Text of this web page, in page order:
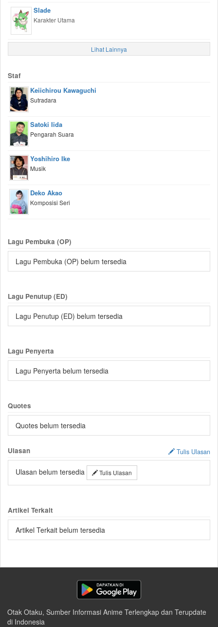
Slade
Karakter Utama
Lihat Lainnya
Staf
Keiichirou Kawaguchi
Sutradara
Satoki Iida
Pengarah Suara
Yoshihiro Ike
Musik
Deko Akao
Komposisi Seri
Lagu Pembuka (OP)
Lagu Pembuka (OP) belum tersedia
Lagu Penutup (ED)
Lagu Penutup (ED) belum tersedia
Lagu Penyerta
Lagu Penyerta belum tersedia
Quotes
Quotes belum tersedia
Ulasan Tulis Ulasan
Ulasan belum tersedia Tulis Ulasan
Artikel Terkait
Artikel Terkait belum tersedia
Otak Otaku, Sumber Informasi Anime Terlengkap dan Terupdate
di Indonesia